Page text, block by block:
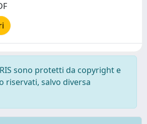
sono protetti da copyright e
riservati, salvo diversa